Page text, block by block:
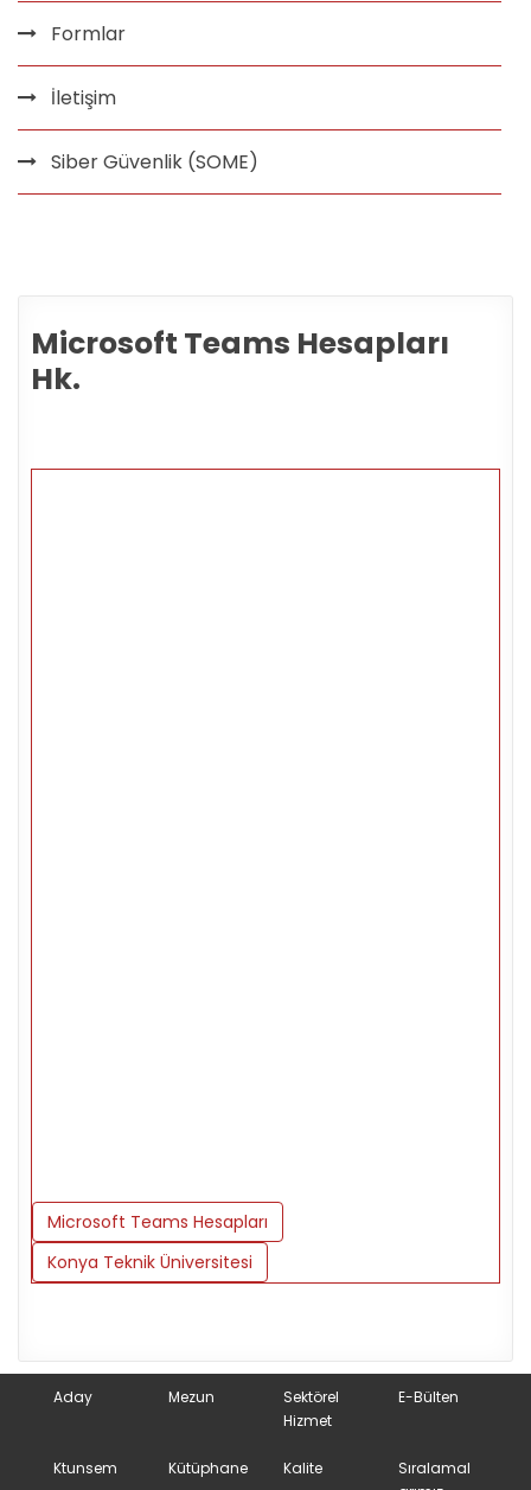
Formlar
İletişim
Siber Güvenlik (SOME)
Microsoft Teams Hesapları
Hk.
Microsoft Teams Hesapları
Konya Teknik Üniversitesi
Aday Mezun
Sektörel
Hizmet
E-Bülten
Ktunsem Kütüphane Kalite
Sıralamal